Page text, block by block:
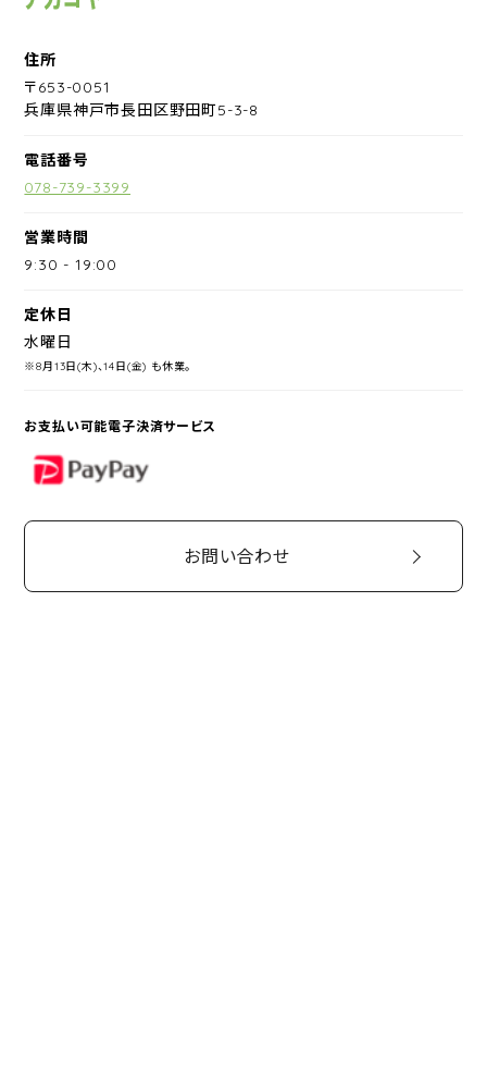
住所
〒653-0051
兵庫県神戸市長田区野田町5-3-8
電話番号
078-739-3399
営業時間
9:30 -19:00
定休日
水曜日
※8月13日(木)、14日(金) も休業。
お支払い可能電子決済サービス
PayPay
お問い合わせ